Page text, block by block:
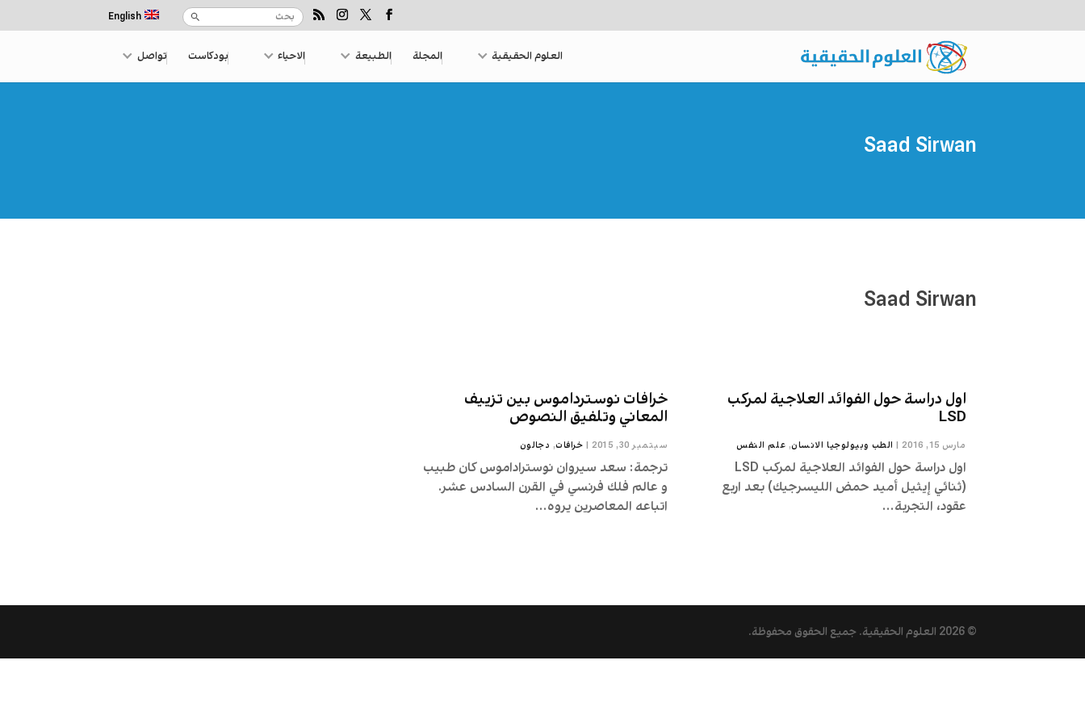
English
العلوم الحقيقية المجلة الطبيعة الاحياء بودكاست تواصل
Saad Sirwan
Saad Sirwan
اول دراسة حول الفوائد العلاجية لمركب
LSD
مارس 15, 2016 | الطب وبيولوجيا الانسان, علم النفس
اول دراسة حول الفوائد العلاجية لمركب LSD
(ثنائي إيثيل أميد حمض الليسرجيك) بعد اربع
عقود، التجربة...
خرافات نوسترداموس بین تزييف
المعاني وتلفيق النصوص
سبتمبر 30, 2015 | خرافات, دجالون
ترجمة: سعد سيروان نوستراداموس كان طبيب
و عالم فلك فرنسي في القرن السادس عشر.
اتباعه المعاصرين يروه...
© 2026 العلوم الحقيقية. جميع الحقوق محفوظة.